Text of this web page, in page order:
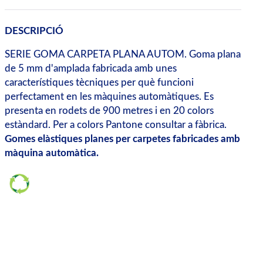
DESCRIPCIÓ
SERIE GOMA CARPETA PLANA AUTOM. Goma plana
de 5 mm d'amplada fabricada amb unes
característiques tècniques per què funcioni
perfectament en les màquines automàtiques. Es
presenta en rodets de 900 metres i en 20 colors
estàndard. Per a colors Pantone consultar a fàbrica.
Gomes elàstiques planes per carpetes fabricades amb
màquina automàtica.